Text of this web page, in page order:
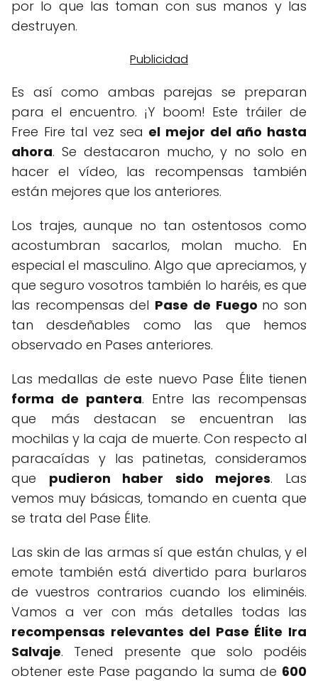
por lo que las toman con sus manos y las
destruyen.
Es así como ambas parejas se preparan
para el encuentro. ¡Y boom! Este tráiler de
Free Fire tal vez sea el mejor del año hasta
ahora. Se destacaron mucho, y no solo en
hacer el vídeo, las recompensas también
están mejores que los anteriores.
Los trajes, aunque no tan ostentosos como
acostumbran sacarlos, molan mucho. En
especial el masculino. Algo que apreciamos, y
que seguro vosotros también lo haréis, es que
las recompensas del Pase de Fuego no son
tan desdeñables como las que hemos
observado en Pases anteriores.
Las medallas de este nuevo Pase Élite tienen
forma de pantera. Entre las recompensas
que más destacan se encuentran las
mochilas y la caja de muerte. Con respecto al
paracaídas y las patinetas, consideramos
que pudieron haber sido mejores. Las
vemos muy básicas, tomando en cuenta que
se trata del Pase Élite.
Las skin de las armas sí que están chulas, y el
emote también está divertido para burlaros
de vuestros contrarios cuando los eliminéis.
Vamos a ver con más detalles todas las
recompensas relevantes del Pase Élite Ira
Salvaje. Tened presente que solo podéis
obtener este Pase pagando la suma de 600